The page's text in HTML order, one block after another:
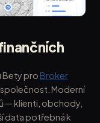
Bety pro Broker
Moderní
— klienti, obchody,
data potřebná k